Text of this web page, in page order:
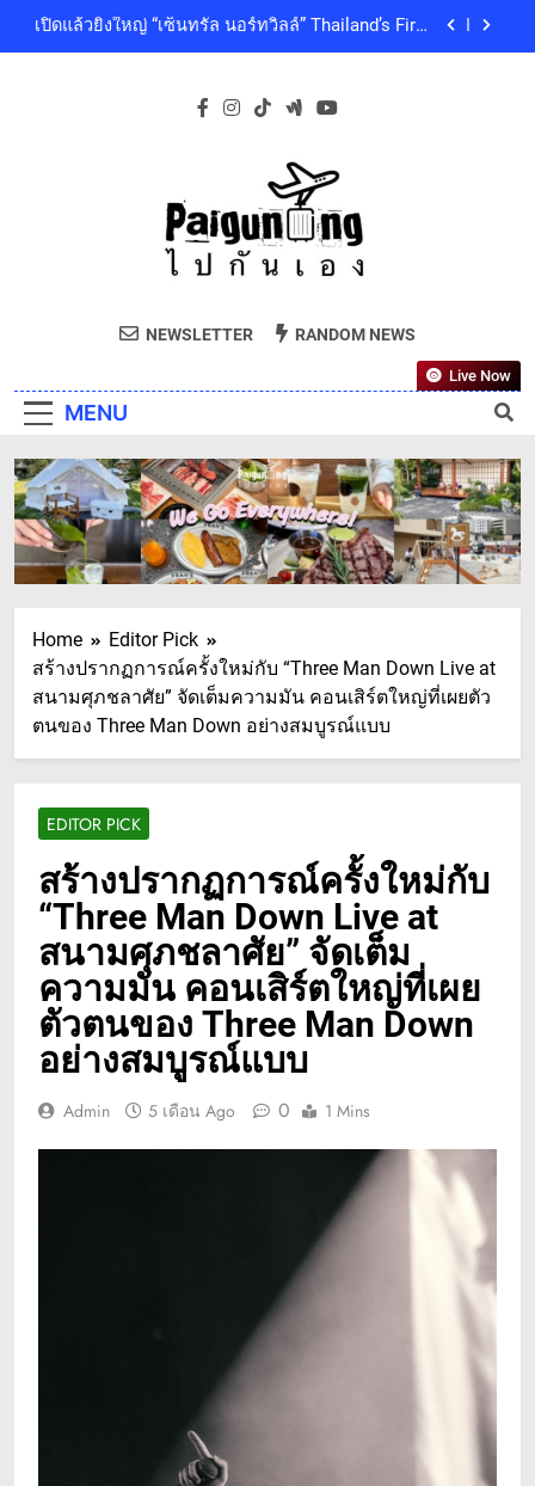
เซ็นทรัลพัฒนา พร้อมด้วยบริษัทในกลุ่มเซ็นทรัล ร่วม
ธิดา เป็นล้นพ้น
โลก ด้วยเทคโนโลยีย่อยสลายทางชีวภาพ “EcoRevo”
เพื่อผู้บริโภคและสิ่งแวดล้อมที่ยั่งยืน
ดนตรีท่ามกลางธรรมชาติบรรยากาศดีที่สุดและสบาย
ที่สุด ปักหมุด 19 ธันวาคมนี้ ที่ทองสมบูรณ์คลับ เขา
เปิดแล้วยิ่งใหญ่ “เซ็นทรัล นอร์ทวิลล์” Thailand’s First
Outdoor-Inspired Indoor Shopping Centre ยกระดับ
คุณภาพชีวิตของผู้คนทุกเจเนอเรชัน
เซ็นทรัลพัฒนา พร้อมด้วยบริษัทในกลุ่มเซ็นทรัล ร่วม
ถวายความอาลัย และน้อมสำนึกในพระกรุณาธิคุณ
ของสมเด็จพระเจ้าลูกเธอ เจ้าฟ้าพัชรกิติยาภา นเรนทิ
เพื่อผู้บริโภคและสิ่งแวดล้อมที่ยั่งยืน
Paiguneng.com
NEWSLETTER RANDOM NEWS
MENU
Live Now
Home
Editor Pick
สร้างปรากฏการณ์ครั้งใหม่กับ “Three Man Down Live at
สนามศุภชลาศัย” จัดเต็มความมัน คอนเสิร์ตใหญ่ที่เผยตัว
ตนของ Three Man Down อย่างสมบูรณ์แบบ
EDITOR PICK
สร้างปรากฏการณ์ครั้งใหม่กับ
“Three Man Down Live at
สนามศุภชลาศัย” จัดเต็ม
ความมัน คอนเสิร์ตใหญ่ที่เผย
ตัวตนของ Three Man Down
อย่างสมบูรณ์แบบ
Admin 5 เดือน Ago 0 1 Mins